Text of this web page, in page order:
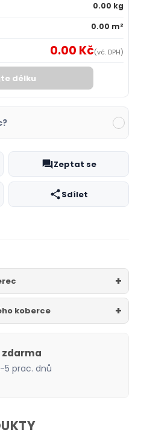
0.00 kg
0.00 m²
0.00 Kč(vč. DPH)
délku
Zeptat se
Sdílet
koberce
zdarma
5 prac. dnů